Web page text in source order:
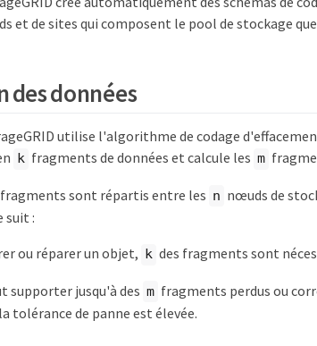
et de sites qui composent le pool de stockage
des données
utilise l'algorithme de codage
k fragments de données et calcule les m
fragments sont répartis entre les n nœuds de
suit :
ou réparer un objet, k des fragments sont
supporter jusqu'à des m fragments perdus ou
tolérance de panne est élevée.